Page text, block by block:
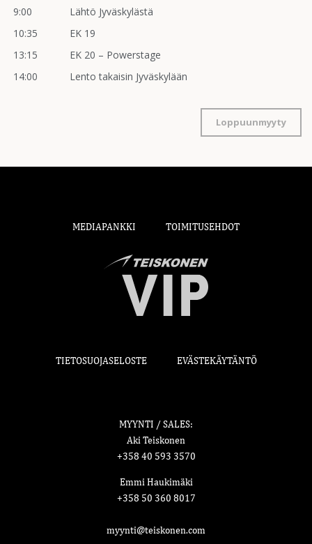
9:00
Lähtö Jyväskylästä
10:35
EK 19
13:15
EK 20 – Powerstage
14:00
Lento takaisin Jyväskylään
Loppuunmyyty
MEDIAPANKKI TOIMITUSEHDOT
TIETOSUOJASELOSTE EVÄSTEKÄYTÄNTÖ
MYYNTI / SALES:
Aki Teiskonen
+358 40 593 3570
Emmi Haukimäki
+358 50 360 8017
myynti@teiskonen.com